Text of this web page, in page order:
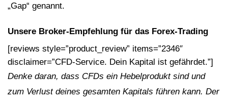
„Gap“ genannt.
Unsere Broker-Empfehlung für das Forex-Trading
[reviews style=”product_review” items=”2346″
disclaimer=”CFD-Service. Dein Kapital ist gefährdet.”]
Denke daran, dass CFDs ein Hebelprodukt sind und
zum Verlust deines gesamten Kapitals führen kann. Der